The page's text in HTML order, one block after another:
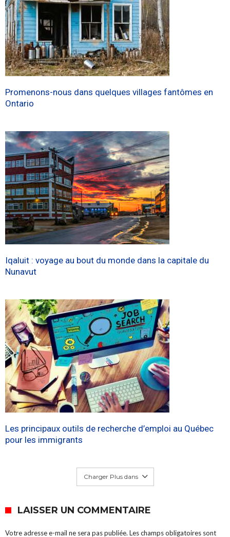
Promenons-nous dans quelques villages fantômes en
Ontario
Iqaluit : voyage au bout du monde dans la capitale du
Nunavut
Les principaux outils de recherche d’emploi au Québec
pour les immigrants
Charger Plus dans
LAISSER UN COMMENTAIRE
Votre adresse e-mail ne sera pas publiée. Les champs obligatoires sont